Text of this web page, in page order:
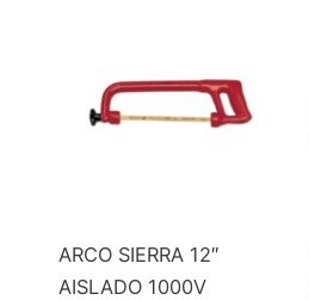
ARCO SIERRA 12″
AISLADO 1000V